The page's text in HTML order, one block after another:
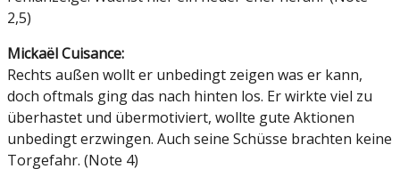
2,5)
Mickaël Cuisance:
Rechts außen wollt er unbedingt zeigen was er kann,
doch oftmals ging das nach hinten los. Er wirkte viel zu
überhastet und übermotiviert, wollte gute Aktionen
unbedingt erzwingen. Auch seine Schüsse brachten keine
Torgefahr. (Note 4)